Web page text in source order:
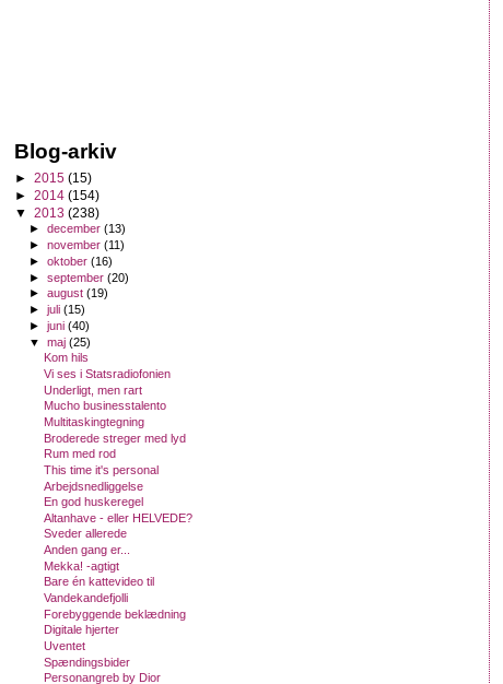
Blog-arkiv
► 2015 (15)
► 2014 (154)
▼ 2013 (238)
►december(13)
►november(11)
►oktober(16)
►september(20)
►august(19)
►juli(15)
►juni(40)
▼maj(25)
Kom hils
Vi ses i Statsradiofonien
Underligt, men rart
Mucho businesstalento
Multitaskingtegning
Broderede streger med lyd
Rum med rod
This time it's personal
Arbejdsnedliggelse
En god huskeregel
Altanhave - eller HELVEDE?
Sveder allerede
Anden gang er...
Mekka! -agtigt
Bare én kattevideo til
Vandekandefjolli
Forebyggende beklædning
Digitale hjerter
Uventet
Spændingsbider
Personangreb by Dior